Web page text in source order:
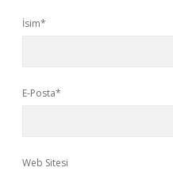
İsim*
E-Posta*
Web Sitesi